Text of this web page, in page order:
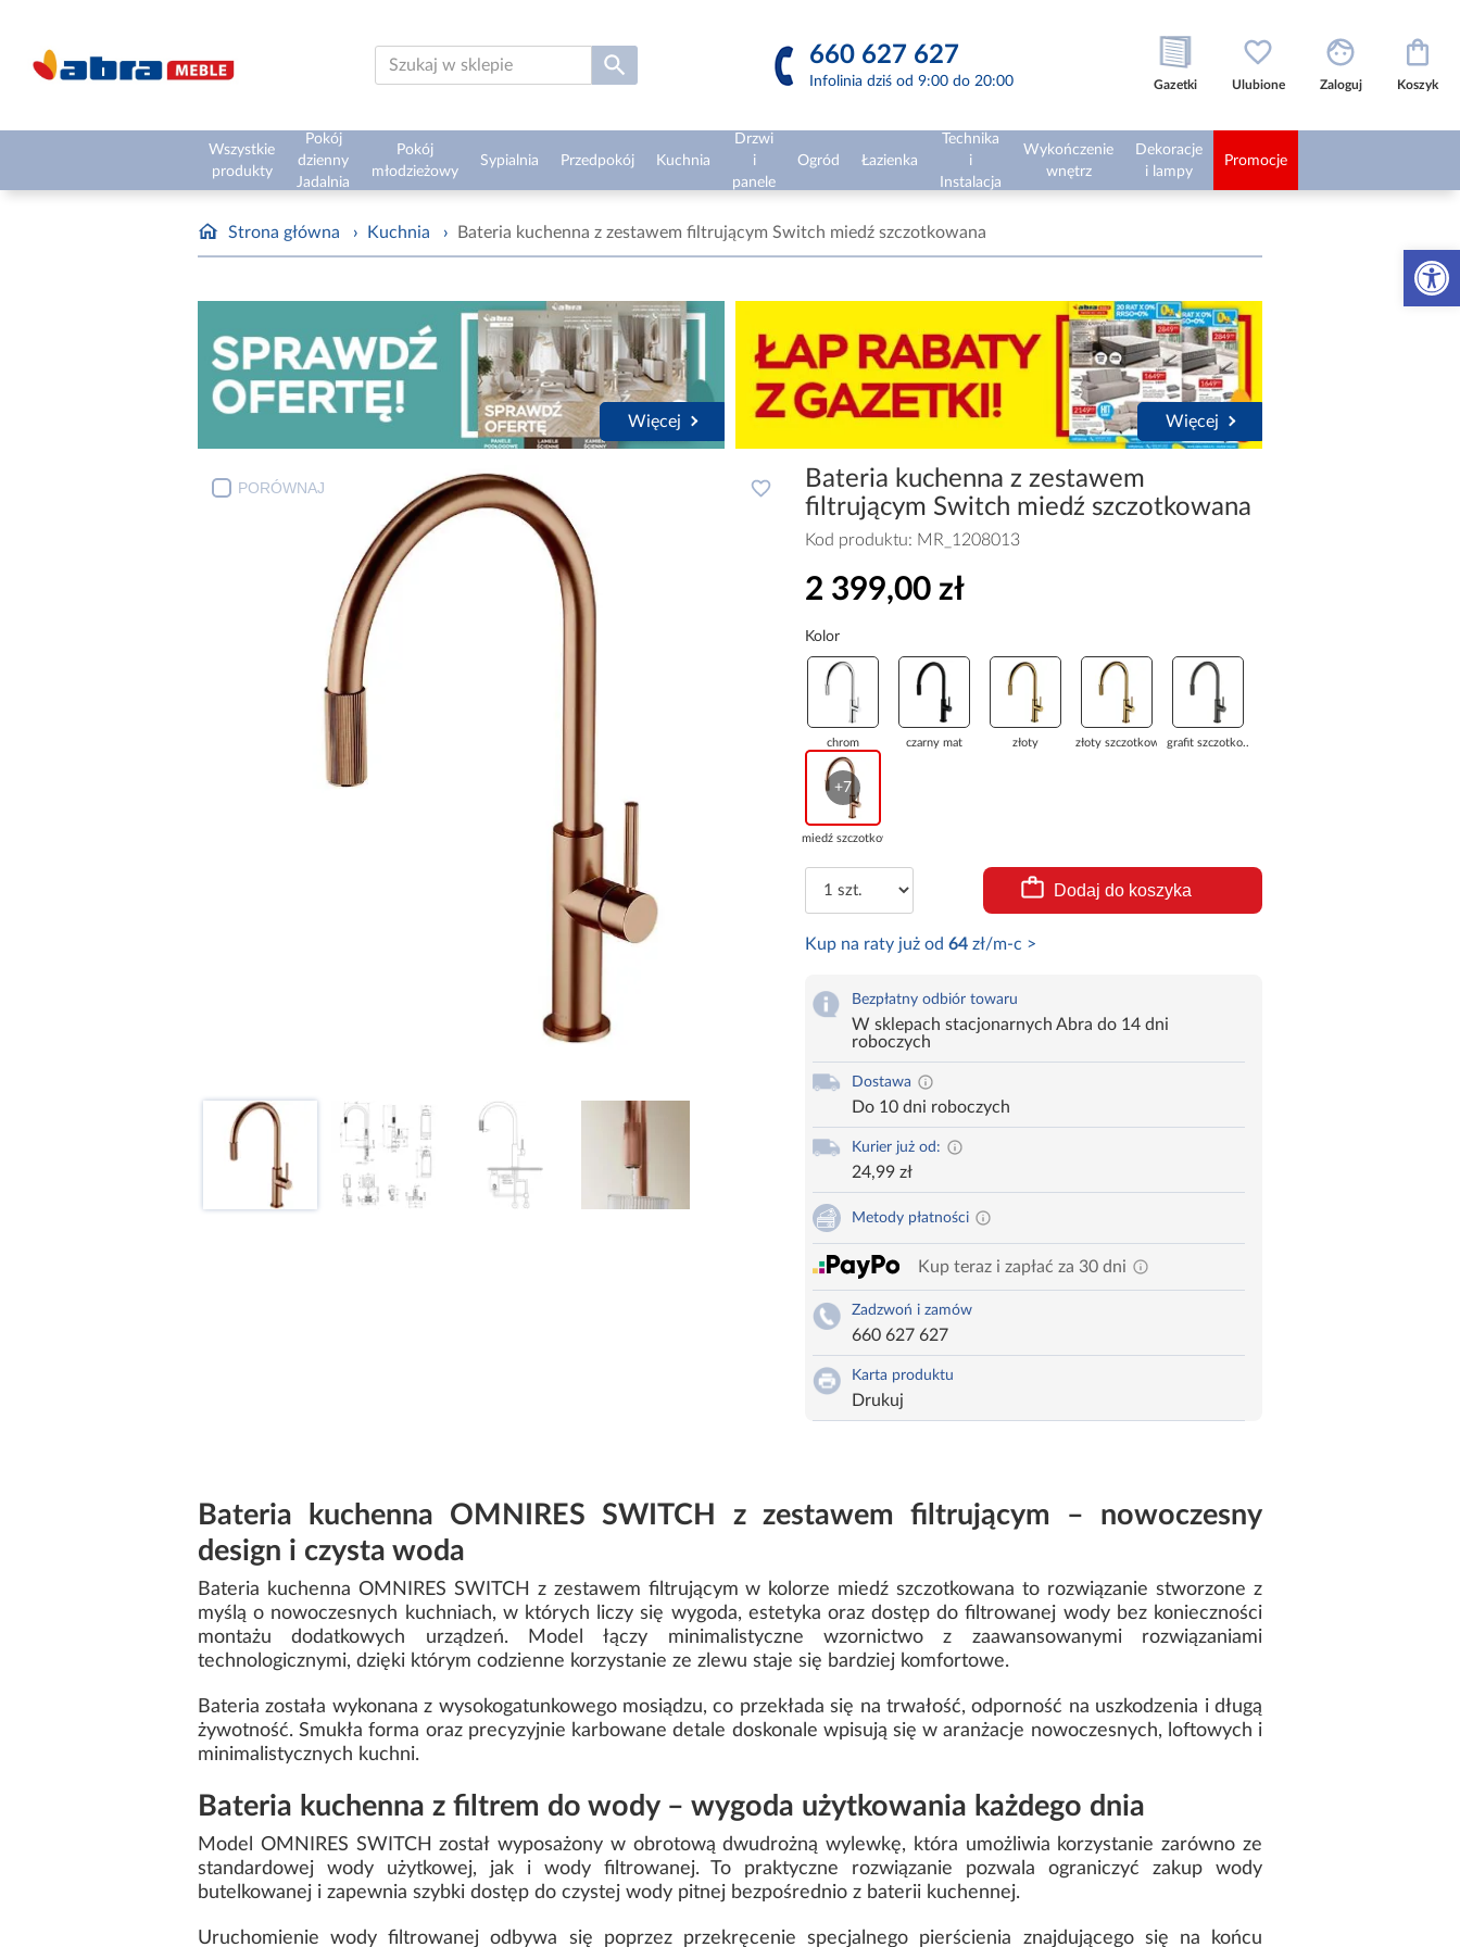
Otwórz
660 627 627
Infolinia dziś od 9:00 do 20:00 Gazetki Ulubione Zaloguj Koszyk
Wszystkie
produkty
Pokój
dzienny
Jadalnia
Pokój
młodzieżowy
Sypialnia Przedpokój Kuchnia
Drzwi
i
panele
Ogród Łazienka
Technika
i
Instalacja
Wykończenie
wnętrz
Dekoracje
i lampy
Promocje
Strona główna › Kuchnia › Bateria kuchenna z zestawem filtrującym Switch miedź szczotkowana
Więcej Więcej
PORÓWNAJ
Bateria kuchenna z zestawem
filtrującym Switch miedź szczotkowana
Kod produktu: MR_1208013
2 399,00 zł
Kolor
chrom czarny mat złoty złoty szczotkow...grafit szczotko...
+7
miedź szczotkow...
Dodaj do koszyka
Kup na raty już od 64zł/m-c >
Bezpłatny odbiór towaru
W sklepach stacjonarnych Abra do 14 dni
roboczych
Dostawa
Do 10 dni roboczych
Kurier już od:
24,99 zł
Metody płatności
Kup teraz i zapłać za 30 dni
Zadzwoń i zamów
660 627 627
Karta produktu
Drukuj
Bateria kuchenna OMNIRES SWITCH z zestawem filtrującym – nowoczesny
design i czysta woda
Bateria kuchenna OMNIRES SWITCH z zestawem filtrującym w kolorze miedź szczotkowana to rozwiązanie stworzone z
myślą o nowoczesnych kuchniach, w których liczy się wygoda, estetyka oraz dostęp do filtrowanej wody bez konieczności
montażu dodatkowych urządzeń. Model łączy minimalistyczne wzornictwo z zaawansowanymi rozwiązaniami
technologicznymi, dzięki którym codzienne korzystanie ze zlewu staje się bardziej komfortowe.
Bateria została wykonana z wysokogatunkowego mosiądzu, co przekłada się na trwałość, odporność na uszkodzenia i długą
żywotność. Smukła forma oraz precyzyjnie karbowane detale doskonale wpisują się w aranżacje nowoczesnych, loftowych i
minimalistycznych kuchni.
Bateria kuchenna z filtrem do wody – wygoda użytkowania każdego dnia
Model OMNIRES SWITCH został wyposażony w obrotową dwudrożną wylewkę, która umożliwia korzystanie zarówno ze
standardowej wody użytkowej, jak i wody filtrowanej. To praktyczne rozwiązanie pozwala ograniczyć zakup wody
butelkowanej i zapewnia szybki dostęp do czystej wody pitnej bezpośrednio z baterii kuchennej.
Uruchomienie wody filtrowanej odbywa się poprzez przekręcenie specjalnego pierścienia znajdującego się na końcu